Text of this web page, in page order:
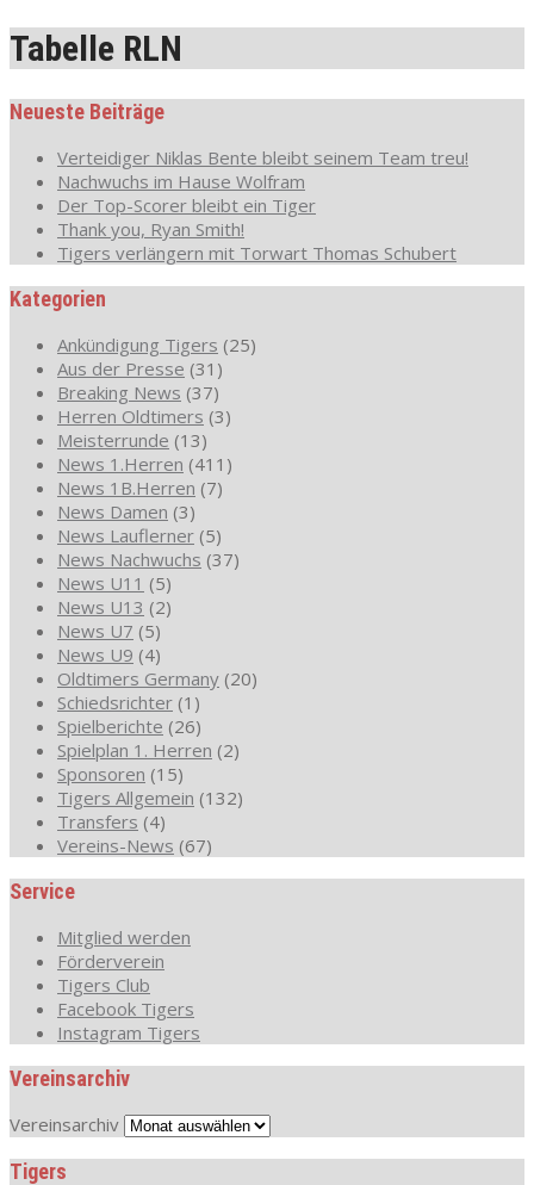
Tabelle RLN
Neueste Beiträge
Verteidiger Niklas Bente bleibt seinem Team treu!
Nachwuchs im Hause Wolfram
Der Top-Scorer bleibt ein Tiger
Thank you, Ryan Smith!
Tigers verlängern mit Torwart Thomas Schubert
Kategorien
Ankündigung Tigers (25)
Aus der Presse (31)
Breaking News (37)
Herren Oldtimers (3)
Meisterrunde (13)
News 1.Herren (411)
News 1B.Herren (7)
News Damen (3)
News Lauflerner (5)
News Nachwuchs (37)
News U11 (5)
News U13 (2)
News U7 (5)
News U9 (4)
Oldtimers Germany (20)
Schiedsrichter (1)
Spielberichte (26)
Spielplan 1. Herren (2)
Sponsoren (15)
Tigers Allgemein (132)
Transfers (4)
Vereins-News (67)
Service
Mitglied werden
Förderverein
Tigers Club
Facebook Tigers
Instagram Tigers
Vereinsarchiv
Vereinsarchiv
Tigers